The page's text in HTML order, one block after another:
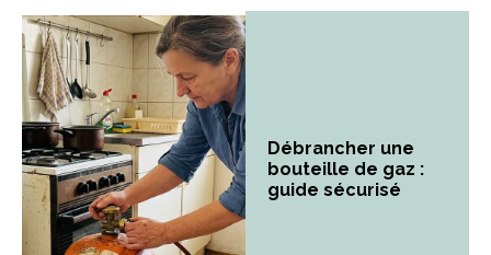
Débrancher une
bouteille de gaz :
guide sécurisé